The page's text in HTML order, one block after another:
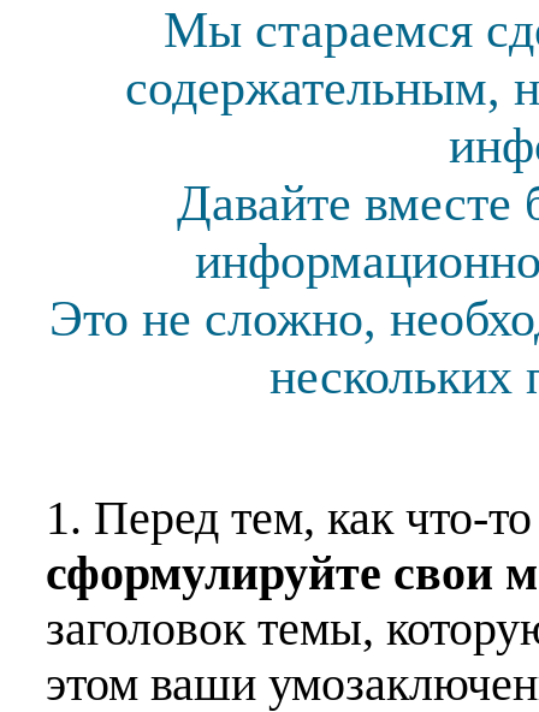
Мы стараемся
содержательным,
Давайте вместе
Это не сложно,
нескольких
1. Перед тем, как что-
сформулируйте свои
заголовок темы,
этом ваши